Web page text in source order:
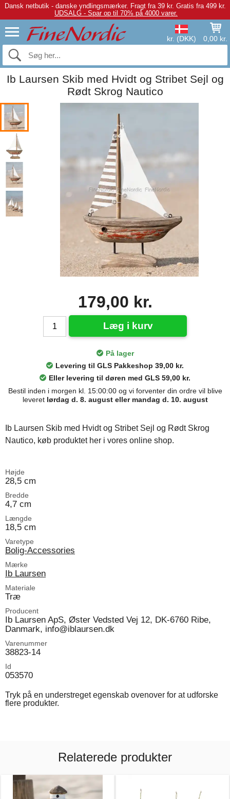
Dansk netbutik - danske yndlingsmærker. Fragt fra 39 kr. Gratis fra 499 kr.
UDSALG - Spar op til 70% på 4000 varer.
kr. (DKK) 0,00 kr.
Ib Laursen Skib med Hvidt og Stribet Sejl og
Rødt Skrog Nautico
179,00 kr.
Læg i kurv
På lager
Levering til GLS Pakkeshop 39,00 kr.
Eller levering til døren med GLS 59,00 kr.
Bestil inden i morgen kl. 15:00:00 og vi forventer din ordre vil blive
leveret lørdag d. 8. august eller mandag d. 10. august
Ib Laursen Skib med Hvidt og Stribet Sejl og Rødt Skrog
Nautico, køb produktet her i vores online shop.
Højde
28,5 cm
Bredde
4,7 cm
Længde
18,5 cm
Varetype
Bolig-Accessories
Mærke
Ib Laursen
Materiale
Træ
Producent
Ib Laursen ApS, Øster Vedsted Vej 12, DK-6760 Ribe,
Danmark, info@iblaursen.dk
Varenummer
38823-14
Id
053570
Tryk på en understreget egenskab ovenover for at udforske
flere produkter.
Relaterede produkter